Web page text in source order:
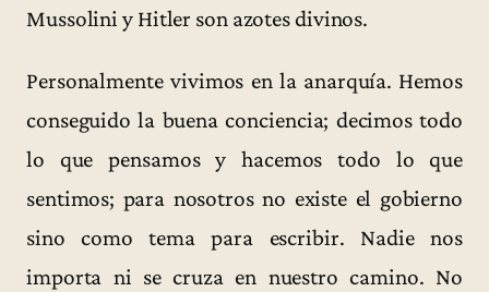
Mussolini y Hitler son azotes divinos.
Personalmente vivimos en la anarquía. Hemos
conseguido la buena conciencia; decimos todo
lo que pensamos y hacemos todo lo que
sentimos; para nosotros no existe el gobierno
sino como tema para escribir. Nadie nos
importa ni se cruza en nuestro camino. No